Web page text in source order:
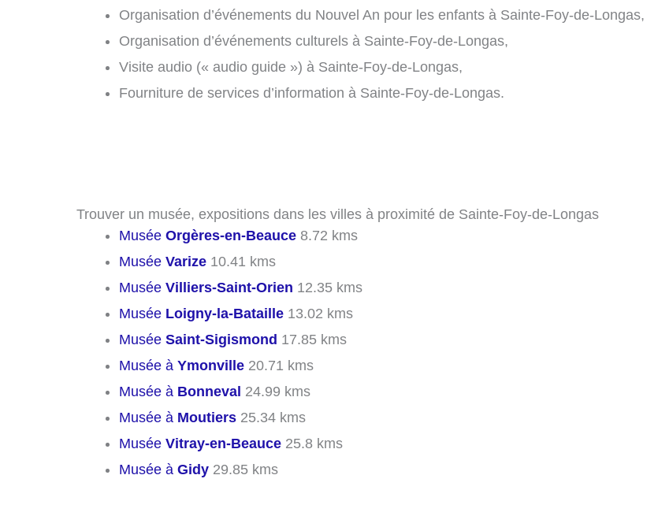
Organisation d’événements du Nouvel An pour les enfants à Sainte-Foy-de-Longas,
Organisation d’événements culturels à Sainte-Foy-de-Longas,
Visite audio (« audio guide ») à Sainte-Foy-de-Longas,
Fourniture de services d’information à Sainte-Foy-de-Longas.
Trouver un musée, expositions dans les villes à proximité de Sainte-Foy-de-Longas
Musée Orgères-en-Beauce 8.72 kms
Musée Varize 10.41 kms
Musée Villiers-Saint-Orien 12.35 kms
Musée Loigny-la-Bataille 13.02 kms
Musée Saint-Sigismond 17.85 kms
Musée à Ymonville 20.71 kms
Musée à Bonneval 24.99 kms
Musée à Moutiers 25.34 kms
Musée Vitray-en-Beauce 25.8 kms
Musée à Gidy 29.85 kms